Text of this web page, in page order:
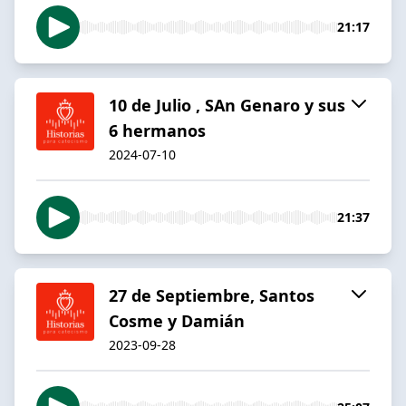
21:17
10 de Julio , SAn Genaro y sus
6 hermanos
2024-07-10
21:37
27 de Septiembre, Santos
Cosme y Damián
2023-09-28